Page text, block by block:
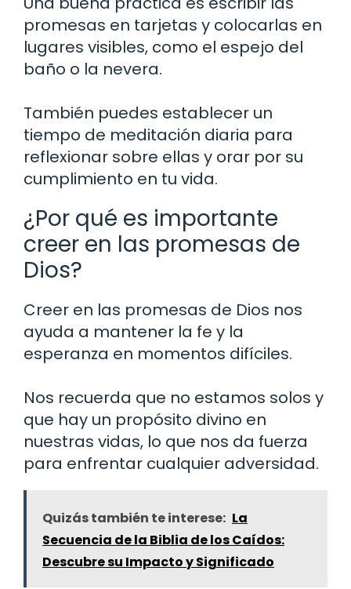
promesas en tarjetas y colocarlas en
lugares visibles, como el espejo del
baño o la nevera.
También puedes establecer un
tiempo de meditación diaria para
reflexionar sobre ellas y orar por su
cumplimiento en tu vida.
¿Por qué es importante
creer en las promesas de
Dios?
Creer en las promesas de Dios nos
ayuda a mantener la fe y la
esperanza en momentos difíciles.
Nos recuerda que no estamos solos y
que hay un propósito divino en
nuestras vidas, lo que nos da fuerza
para enfrentar cualquier adversidad.
Quizás también te interese: La
Secuencia de la Biblia de los Caídos:
Descubre su Impacto y Significado